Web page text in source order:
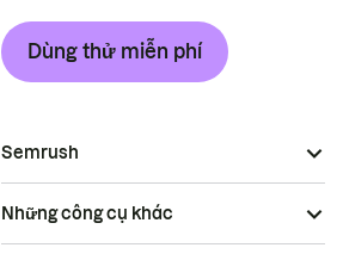
Dùng thử miễn phí
Semrush
Những công cụ khác